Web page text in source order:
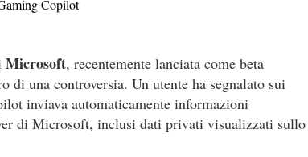
Microsoft, recentemente lanciata come beta
di una controversia. Un utente ha segnalato sui
inviava automaticamente informazioni
di Microsoft, inclusi dati privati visualizzati sullo